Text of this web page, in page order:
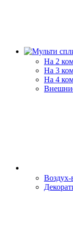
На 2
На 3
На 4
Воздух-